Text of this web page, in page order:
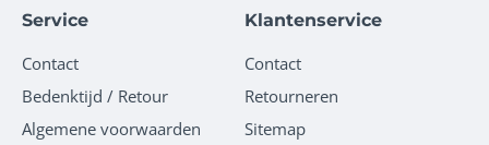
Service
Contact
Bedenktijd / Retour
Algemene voorwaarden
Klantenservice
Contact
Retourneren
Sitemap